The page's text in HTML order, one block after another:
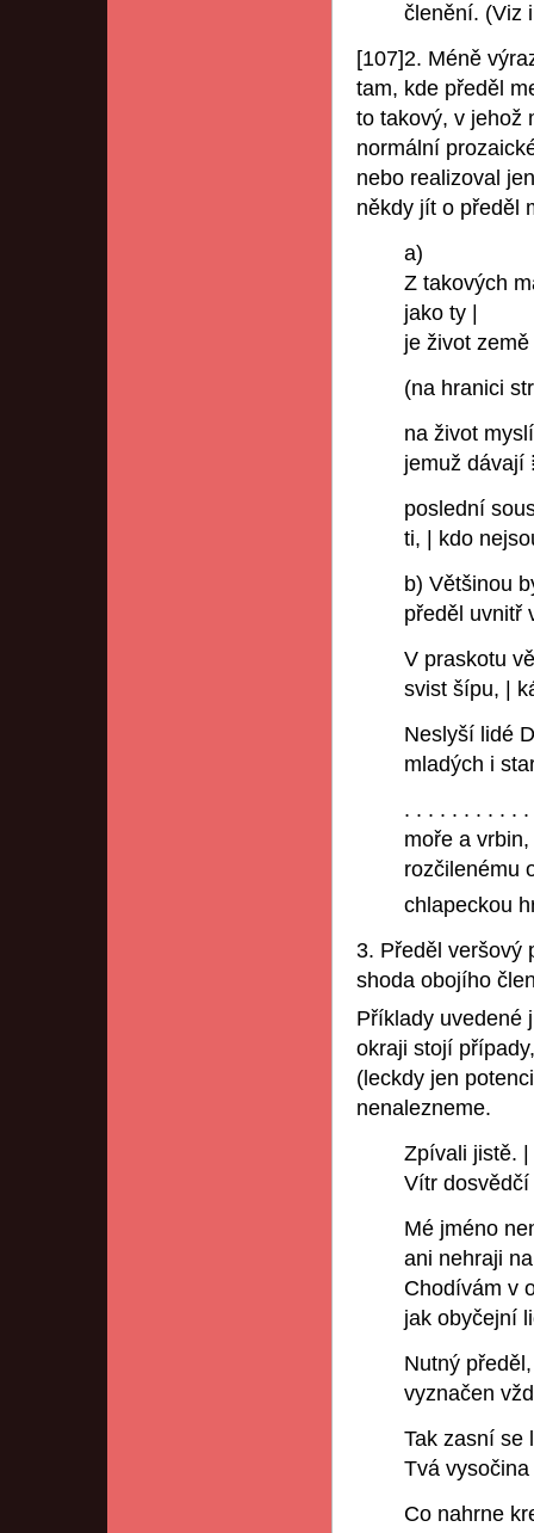
členění. (Viz
[107]2. Méně
tam, kde předěl
to takový, v jehož
normální
nebo realizoval
někdy jít o předěl
a)
Z takových
jako ty |
je život
(na hranici
na život
jemuž dávají
poslední
ti, | kdo
b) Většinou
předěl uvnitř
V praskotu
svist šípu, |
Neslyší lidé
mladých i
. . . . . . . . . .
moře a vrbin,
rozčilenému
chlapeckou
3. Předěl veršový
shoda obojího
Příklady uvedené
okraji stojí
(leckdy jen
nenalezneme.
Zpívali jistě. |
Vítr
Mé jméno
ani nehraji
Chodívám v
jak obyčejní
Nutný
vyznačen
Tak zasní se
Tvá
Co nahrne